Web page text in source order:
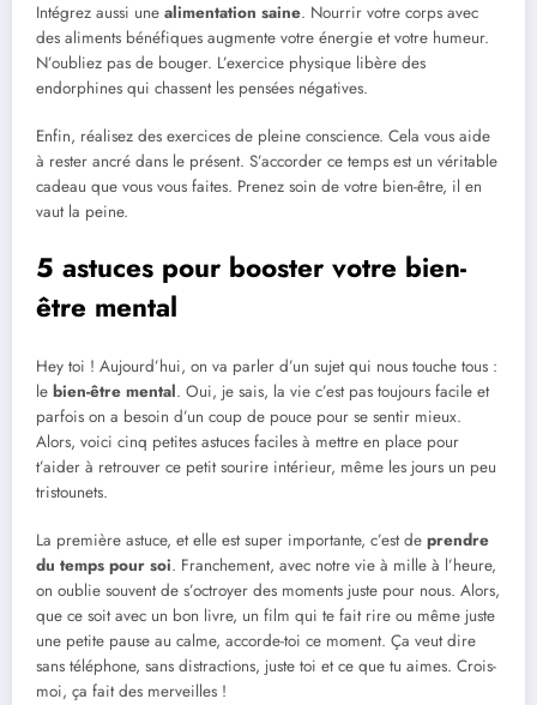
Intégrez aussi une alimentation saine. Nourrir votre corps avec
des aliments bénéfiques augmente votre énergie et votre humeur.
N’oubliez pas de bouger. L’exercice physique libère des
endorphines qui chassent les pensées négatives.
Enfin, réalisez des exercices de pleine conscience. Cela vous aide
à rester ancré dans le présent. S’accorder ce temps est un véritable
cadeau que vous vous faites. Prenez soin de votre bien-être, il en
vaut la peine.
5 astuces pour booster votre bien-
être mental
Hey toi ! Aujourd’hui, on va parler d’un sujet qui nous touche tous :
le bien-être mental. Oui, je sais, la vie c’est pas toujours facile et
parfois on a besoin d’un coup de pouce pour se sentir mieux.
Alors, voici cinq petites astuces faciles à mettre en place pour
t’aider à retrouver ce petit sourire intérieur, même les jours un peu
tristounets.
La première astuce, et elle est super importante, c’est de prendre
du temps pour soi. Franchement, avec notre vie à mille à l’heure,
on oublie souvent de s’octroyer des moments juste pour nous. Alors,
que ce soit avec un bon livre, un film qui te fait rire ou même juste
une petite pause au calme, accorde-toi ce moment. Ça veut dire
sans téléphone, sans distractions, juste toi et ce que tu aimes. Crois-
moi, ça fait des merveilles !